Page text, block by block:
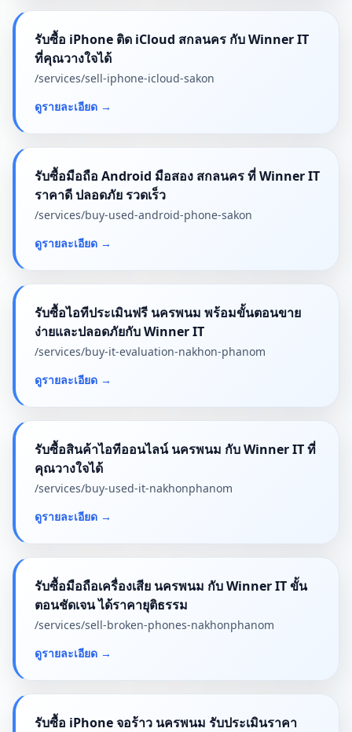
รับซื้อ iPhone ติด iCloud สกลนคร กับ Winner IT
ที่คุณวางใจได้
/services/sell-iphone-icloud-sakon
ดูรายละเอียด →
รับซื้อมือถือ Android มือสอง สกลนคร ที่ Winner IT
ราคาดี ปลอดภัย รวดเร็ว
/services/buy-used-android-phone-sakon
ดูรายละเอียด →
รับซื้อไอทีประเมินฟรี นครพนม พร้อมขั้นตอนขาย
ง่ายและปลอดภัยกับ Winner IT
/services/buy-it-evaluation-nakhon-phanom
ดูรายละเอียด →
รับซื้อสินค้าไอทีออนไลน์ นครพนม กับ Winner IT ที่
คุณวางใจได้
/services/buy-used-it-nakhonphanom
ดูรายละเอียด →
รับซื้อมือถือเครื่องเสีย นครพนม กับ Winner IT ขั้น
ตอนชัดเจน ได้ราคายุติธรรม
/services/sell-broken-phones-nakhonphanom
ดูรายละเอียด →
รับซื้อ iPhone จอร้าว นครพนม รับประเมินราคา